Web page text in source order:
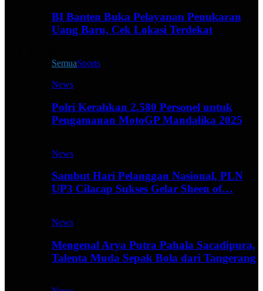
BI Banten Buka Pelayanan Penukaran
Uang Baru, Cek Lokasi Terdekat
SemuaSports
News
Polri Kerahkan 2.580 Personel untuk
Pengamanan MotoGP Mandalika 2025
News
Sambut Hari Pelanggan Nasional, PLN
UP3 Cilacap Sukses Gelar Sheen of…
News
Mengenal Arya Putra Pahala Sacadipura,
Talenta Muda Sepak Bola dari Tangerang